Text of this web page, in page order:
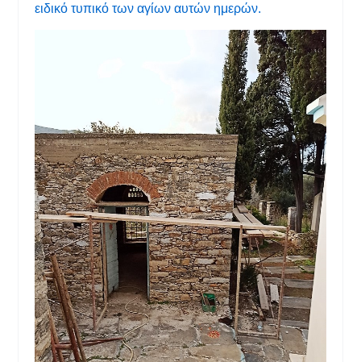
ειδικό τυπικό των αγίων αυτών ημερών.